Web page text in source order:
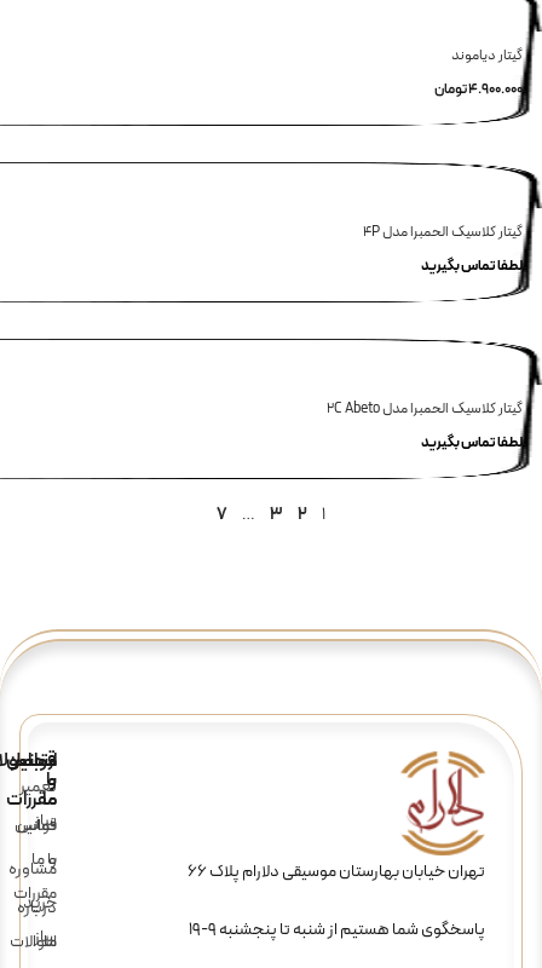
گیتار دیاموند
4.900.000تومان
گیتار کلاسیک الحمبرا مدل 4P
لطفا تماس بگیرید
گیتار کلاسیک الحمبرا مدل 2C Abeto
لطفا تماس بگیرید
1
2
3
…
7
تهران خیابان بهارستان موسیقی دلارام پلاک 66
پاسخگوی شما هستیم از شنبه تا پنجشنبه 9-19
تعمیر
ساز
مشاوره
خرید
ساز
قوانین
و
مقررات
قوانین
و
مقررات
سوالات
ارتباط
با
ما
تماس
با ما
درباره
ما